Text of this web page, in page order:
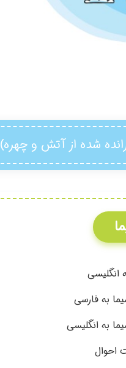
شده از آتش و چهره)
انگلیسی
به فارسی
به انگلیسی
احوال